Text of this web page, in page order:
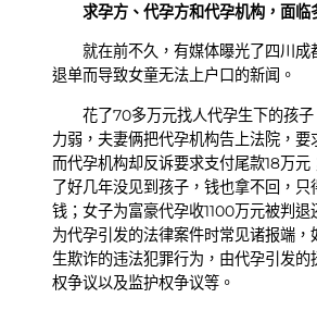
求孕方、代孕方和代孕机构，面临
就在前不久，有媒体曝光了四川成
退单而导致女童无法上户口的新闻。
花了70多万元找人代孕生下的孩子
力弱，夫妻俩把代孕机构告上法院，要
而代孕机构却反诉要求支付尾款18万元
了好几年没见到孩子，钱也拿不回，只
钱；女子为富豪代孕收1100万元被判
为代孕引发的法律案件时常见诸报端，
生欺诈的违法犯罪行为，由代孕引发的
权争议以及监护权争议等。